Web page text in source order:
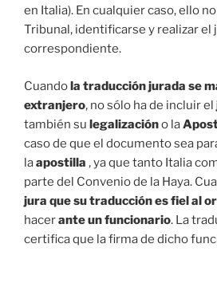
en Italia). En cualquier caso, ello
Tribunal, identificarse y realizar el
correspondiente.
Cuandola traducción jurada se
extranjero, no sólo ha de incluir el
también su legalizacióno la
caso de que el documento sea
laapostilla , ya que tanto Italia
parte del Convenio de la Haya.
jura que su traducción es fiel al
hacerante un funcionario. La
certifica que la firma de dicho